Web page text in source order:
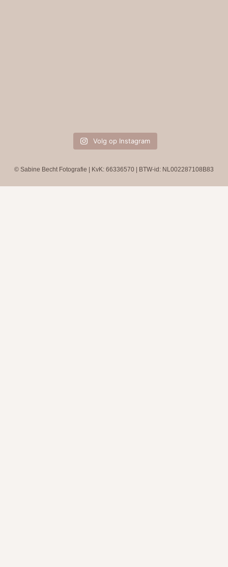
Volg op Instagram
© Sabine Becht Fotografie | KvK: 66336570 | BTW-id: NL002287108B83